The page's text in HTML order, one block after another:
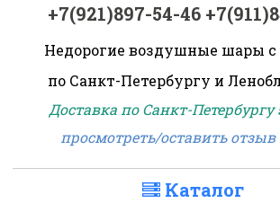
+7(921)897-54-46
Недорогие воздушные шары
по Санкт-Петербургу и
Доставка по Санкт-Петербургу
просмотреть/оставить отзыв
Каталог